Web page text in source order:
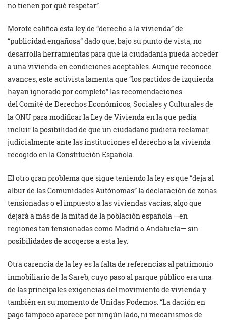
no tienen por qué respetar”.
Morote califica esta ley de “derecho a la vivienda” de
“publicidad engañosa” dado que, bajo su punto de vista, no
desarrolla herramientas para que la ciudadanía pueda acceder
a una vivienda en condiciones aceptables. Aunque reconoce
avances, este activista lamenta que “los partidos de izquierda
hayan ignorado por completo” las recomendaciones
del Comité de Derechos Económicos, Sociales y Culturales de
la ONU para modificar la Ley de Vivienda en la que pedía
incluir la posibilidad de que un ciudadano pudiera reclamar
judicialmente ante las instituciones el derecho a la vivienda
recogido en la Constitución Española.
El otro gran problema que sigue teniendo la ley es que “deja al
albur de las Comunidades Autónomas” la declaración de zonas
tensionadas o el impuesto a las viviendas vacías, algo que
dejará a más de la mitad de la población española —en
regiones tan tensionadas como Madrid o Andalucía— sin
posibilidades de acogerse a esta ley.
Otra carencia de la ley es la falta de referencias al patrimonio
inmobiliario de la Sareb, cuyo paso al parque público era una
de las principales exigencias del movimiento de vivienda y
también en su momento de Unidas Podemos. “La dación en
pago tampoco aparece por ningún lado, ni mecanismos de